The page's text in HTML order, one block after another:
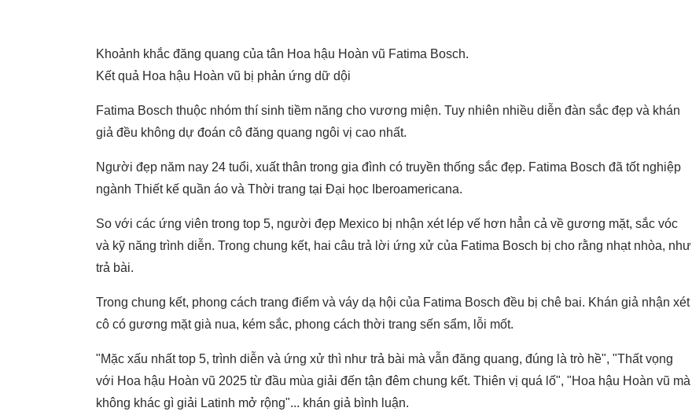
Khoảnh khắc đăng quang của tân Hoa hậu Hoàn vũ Fatima Bosch.
Kết quả Hoa hậu Hoàn vũ bị phản ứng dữ dội
Fatima Bosch thuộc nhóm thí sinh tiềm năng cho vương miện. Tuy nhiên nhiều diễn đàn sắc đẹp và khán
giả đều không dự đoán cô đăng quang ngôi vị cao nhất.
Người đẹp năm nay 24 tuổi, xuất thân trong gia đình có truyền thống sắc đẹp. Fatima Bosch đã tốt nghiệp
ngành Thiết kế quần áo và Thời trang tại Đại học Iberoamericana.
So với các ứng viên trong top 5, người đẹp Mexico bị nhận xét lép vế hơn hẳn cả về gương mặt, sắc vóc
và kỹ năng trình diễn. Trong chung kết, hai câu trả lời ứng xử của Fatima Bosch bị cho rằng nhạt nhòa, như
trả bài.
Trong chung kết, phong cách trang điểm và váy dạ hội của Fatima Bosch đều bị chê bai. Khán giả nhận xét
cô có gương mặt già nua, kém sắc, phong cách thời trang sến sẩm, lỗi mốt.
"Mặc xấu nhất top 5, trình diễn và ứng xử thì như trả bài mà vẫn đăng quang, đúng là trò hề", "Thất vọng
với Hoa hậu Hoàn vũ 2025 từ đầu mùa giải đến tận đêm chung kết. Thiên vị quá lố", "Hoa hậu Hoàn vũ mà
không khác gì giải Latinh mở rộng"... khán giả bình luận.